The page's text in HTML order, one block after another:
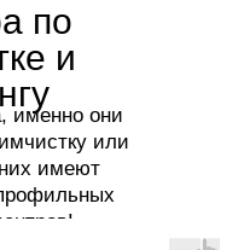
по
и
именно они
или
имеют